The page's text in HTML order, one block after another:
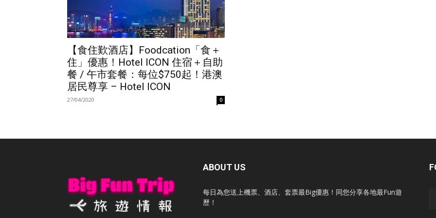
【食住歎酒店】Foodcation「食＋
住」優惠！Hotel ICON 住宿＋自助
餐 / 午市套餐：每位$750起！港澳
居民尊享 – Hotel ICON
27/04/2020 0
ABOUT US
每日為您送上機票、酒店、套票最Big優惠！同您分享各地最Fun遊
歷！